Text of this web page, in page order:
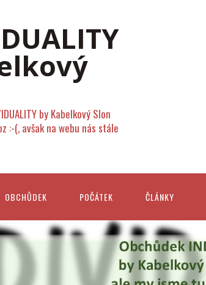
by Kabelkový Slon
:-(, avšak na webu nás stále
OBCHŮDEK POČÁTEK ČLÁNKY